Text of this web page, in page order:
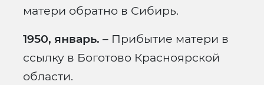
матери обратно в Сибирь.
1950, январь. – Прибытие матери в
ссылку в Боготово Красноярской
области.